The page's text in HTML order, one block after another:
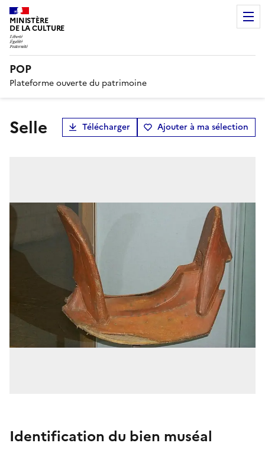
MINISTÈRE
DE LA CULTURE
POP
Plateforme ouverte du patrimoine
selle Télécharger Ajouter à ma sélection
Identification du bien muséal